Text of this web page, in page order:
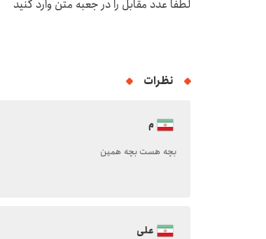
لطفا عدد مقابل را در جعبه متن وارد کنید
نظرات
م
بچه هست بچه همین
علی